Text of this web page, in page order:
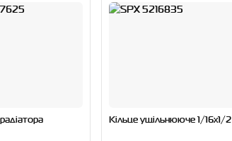
Кільце ущільнююче 1/16x1/2